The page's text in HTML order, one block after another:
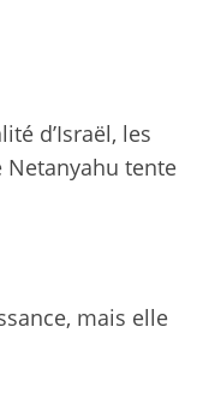
d’Israël, les
Netanyahu tente
mais elle